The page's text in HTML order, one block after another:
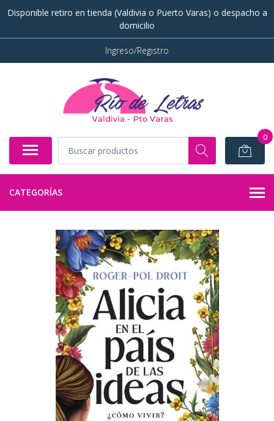
Disponible retiro en tienda (Valdivia o Puerto Varas) o despacho a
domicilio
Ingreso/Registro
0
CATEGORÍAS